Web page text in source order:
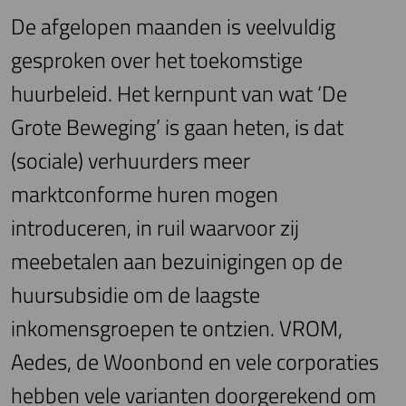
De afgelopen maanden is veelvuldig
gesproken over het toekomstige
huurbeleid. Het kernpunt van wat ‘De
Grote Beweging’ is gaan heten, is dat
(sociale) verhuurders meer
marktconforme huren mogen
introduceren, in ruil waarvoor zij
meebetalen aan bezuinigingen op de
huursubsidie om de laagste
inkomensgroepen te ontzien. VROM,
Aedes, de Woonbond en vele corporaties
hebben vele varianten doorgerekend om